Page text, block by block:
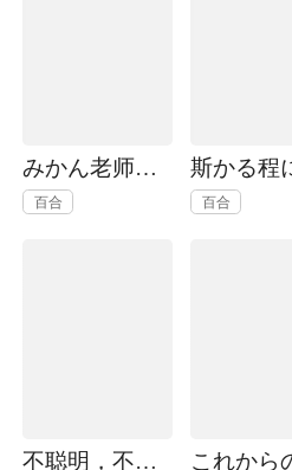
みかん老师氏百合短篇集
百合 百合
不聪明，不聪明